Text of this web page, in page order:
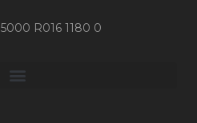
R016 1180 0